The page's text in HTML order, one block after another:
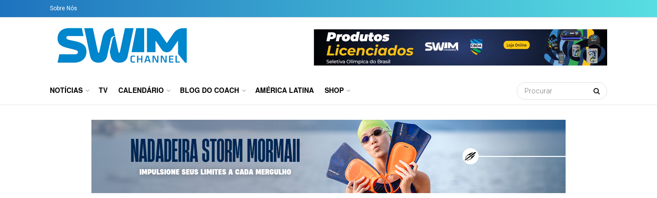
Sobre Nós
NOTÍCIAS TV CALENDÁRIO BLOG DO COACH AMÉRICA LATINA SHOP